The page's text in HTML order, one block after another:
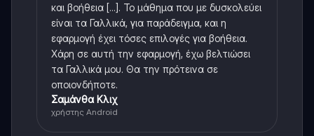
και βοήθεια [...]. Το μάθημα που με δυσκολεύει
είναι τα Γαλλικά, για παράδειγμα, και η
εφαρμογή έχει τόσες επιλογές για βοήθεια.
Χάρη σε αυτή την εφαρμογή, έχω βελτιώσει
τα Γαλλικά μου. Θα την πρότεινα σε
οποιονδήποτε.
Σαμάνθα Κλιχ
χρήστης Android